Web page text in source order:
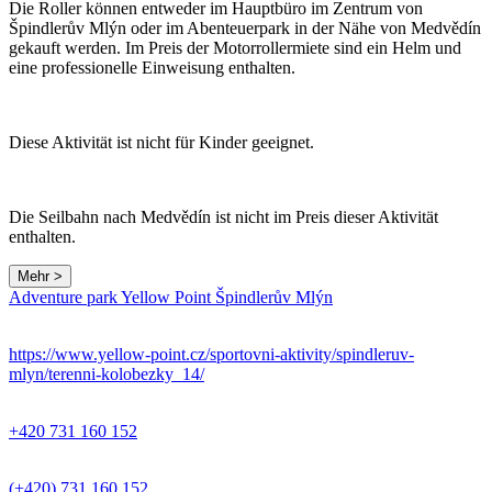
Die Roller können entweder im Hauptbüro im Zentrum von
Špindlerův Mlýn oder im Abenteuerpark in der Nähe von Medvědín
gekauft werden. Im Preis der Motorrollermiete sind ein Helm und
eine professionelle Einweisung enthalten.
Diese Aktivität ist nicht für Kinder geeignet.
Die Seilbahn nach Medvědín ist nicht im Preis dieser Aktivität
enthalten.
Mehr >
Adventure park Yellow Point Špindlerův Mlýn
https://www.yellow-point.cz/sportovni-aktivity/spindleruv-
mlyn/terenni-kolobezky_14/
+420 731 160 152
(+420) 731 160 152